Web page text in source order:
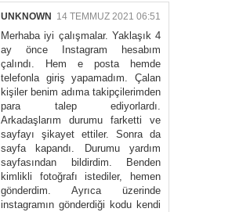
UNKNOWN 14 TEMMUZ 2021 06:51
Merhaba iyi çalışmalar. Yaklaşık 4
ay önce Instagram hesabım
çalındı. Hem e posta hemde
telefonla giriş yapamadım. Çalan
kişiler benim adıma takipçilerimden
para talep ediyorlardı.
Arkadaşlarım durumu farketti ve
sayfayı şikayet ettiler. Sonra da
sayfa kapandı. Durumu yardım
sayfasından bildirdim. Benden
kimlikli fotoğrafı istediler, hemen
gönderdim. Ayrıca üzerinde
instagramın gönderdiği kodu kendi